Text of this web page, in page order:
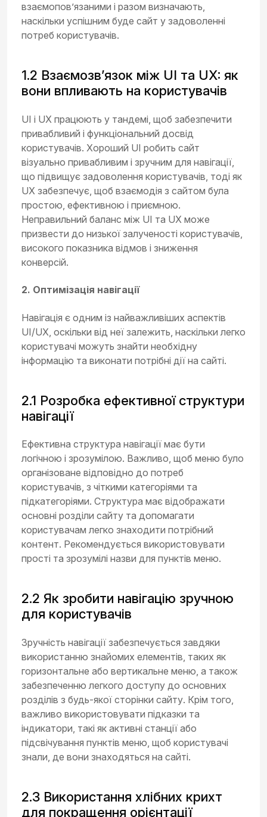
взаємопов’язаними і разом визначають,
наскільки успішним буде сайт у задоволенні
потреб користувачів.
1.2 Взаємозв’язок між UI та UX: як
вони впливають на користувачів
UI і UX працюють у тандемі, щоб забезпечити
привабливий і функціональний досвід
користувачів. Хороший UI робить сайт
візуально привабливим і зручним для навігації,
що підвищує задоволення користувачів, тоді як
UX забезпечує, щоб взаємодія з сайтом була
простою, ефективною і приємною.
Неправильний баланс між UI та UX може
призвести до низької залученості користувачів,
високого показника відмов і зниження
конверсій.
2. Оптимізація навігації
Навігація є одним із найважливіших аспектів
UI/UX, оскільки від неї залежить, наскільки легко
користувачі можуть знайти необхідну
інформацію та виконати потрібні дії на сайті.
2.1 Розробка ефективної структури
навігації
Ефективна структура навігації має бути
логічною і зрозумілою. Важливо, щоб меню було
організоване відповідно до потреб
користувачів, з чіткими категоріями та
підкатегоріями. Структура має відображати
основні розділи сайту та допомагати
користувачам легко знаходити потрібний
контент. Рекомендується використовувати
прості та зрозумілі назви для пунктів меню.
2.2 Як зробити навігацію зручною
для користувачів
Зручність навігації забезпечується завдяки
використанню знайомих елементів, таких як
горизонтальне або вертикальне меню, а також
забезпеченню легкого доступу до основних
розділів з будь-якої сторінки сайту. Крім того,
важливо використовувати підказки та
індикатори, такі як активні станції або
підсвічування пунктів меню, щоб користувачі
знали, де вони знаходяться на сайті.
2.3 Використання хлібних крихт
для покращення орієнтації